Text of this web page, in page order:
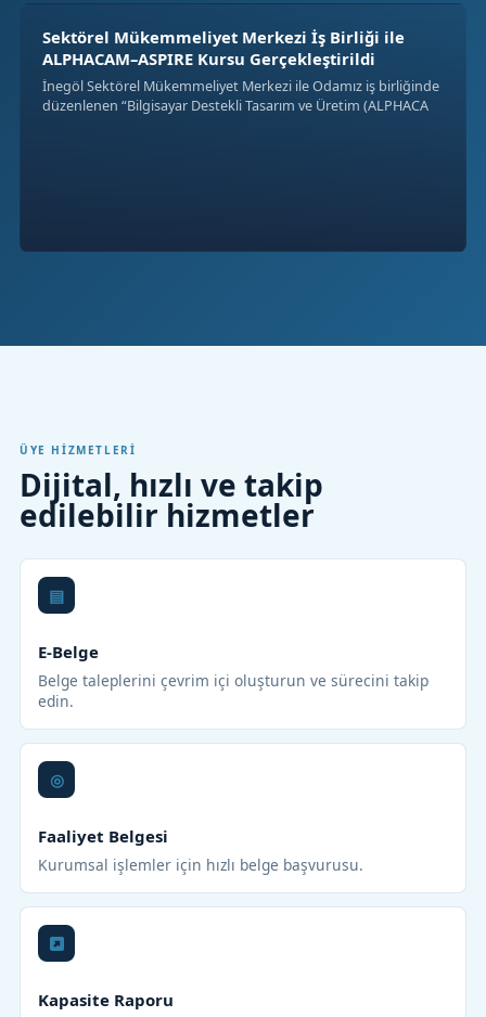
Sektörel Mükemmeliyet Merkezi İş Birliği ile
ALPHACAM–ASPIRE Kursu Gerçekleştirildi
İnegöl Sektörel Mükemmeliyet Merkezi ile Odamız iş birliğinde
düzenlenen “Bilgisayar Destekli Tasarım ve Üretim (ALPHACA
ÜYE HIZMETLERI
Dijital, hızlı ve takip
edilebilir hizmetler
E-Belge
Belge taleplerini çevrim içi oluşturun ve sürecini takip
edin.
Faaliyet Belgesi
Kurumsal işlemler için hızlı belge başvurusu.
Kapasite Raporu